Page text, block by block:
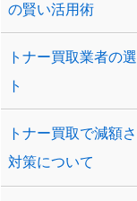
の賢い活用術
トナー買取業者の
ト
トナー買取で減額
対策について